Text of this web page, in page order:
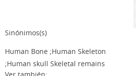
Sinónimos(s)
Human Bone ;Human Skeleton
;Human skull Skeletal remains